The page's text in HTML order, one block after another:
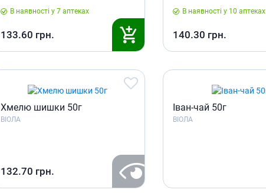
В наявності у 7 аптеках
133.60 грн.
В наявності у 10 аптеках
140.30 грн.
Хмелю шишки 50г
ВІОЛА
132.70 грн.
Іван-чай 50г
ВІОЛА